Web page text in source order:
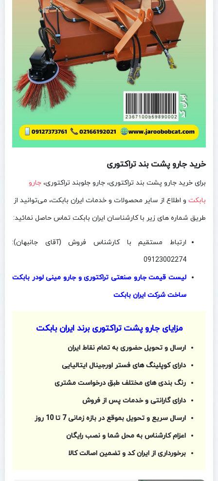
خرید جارو پشت بند تراکتوری
برای خرید جارو پشت بند تراکتوری، جارو جلوبند تراکتوری، جارو
بابکت و اطلاع از سایر محصولات و خدمات ایران بابکت، می‌توانید از
طریق شماره های زیر با کارشناسان ایران بابکت تماس حاصل نمائید:
ارتباط مستقیم با کارشناس فروش (آقای جانبهان):
09123002274
لیست قیمت جارو صنعتی تراکتوری و جارو مینی لودر بابکت
ساخت شرکت ایران بابکت
مزایای جارو پشت تراکتوری برند ایران بابکت
ارسال و تحویل حضوری به تمام نقاط ایران
دارای کوپلینگ‌ های فستر اورجینال ایتالیایی
رنگ‌ بندی‌ های مختلف طبق درخواست مشتری
دارای گارانتی و خدمات پس از فروش
ارسال سریع و تحویل بموقع در بازه زمانی 7 تا 10 روز
اعزام کارشناس به محل شما و نصب رایگان
برخورداری از ایران کد و تضمین اصالت کالا